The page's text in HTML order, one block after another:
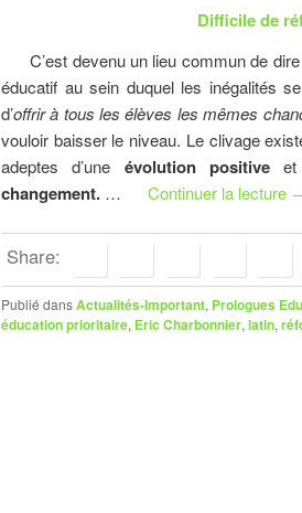
Difficile de
C’est devenu un lieu commun de dire
éducatif au sein duquel les inégalités
d’offrir à tous les élèves les mêmes
vouloir baisser le niveau. Leclivage
adeptes d’une évolution positiveet
changement. … Continuer la lecture
Share:
Publié dansActualités-Important, Prologues
éducation prioritaire, Eric Charbonnier, latin,